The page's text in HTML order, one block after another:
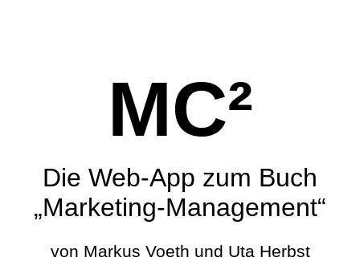
MC²
Die Web-App zum Buch
„Marketing-Management“
von Markus Voeth und Uta Herbst